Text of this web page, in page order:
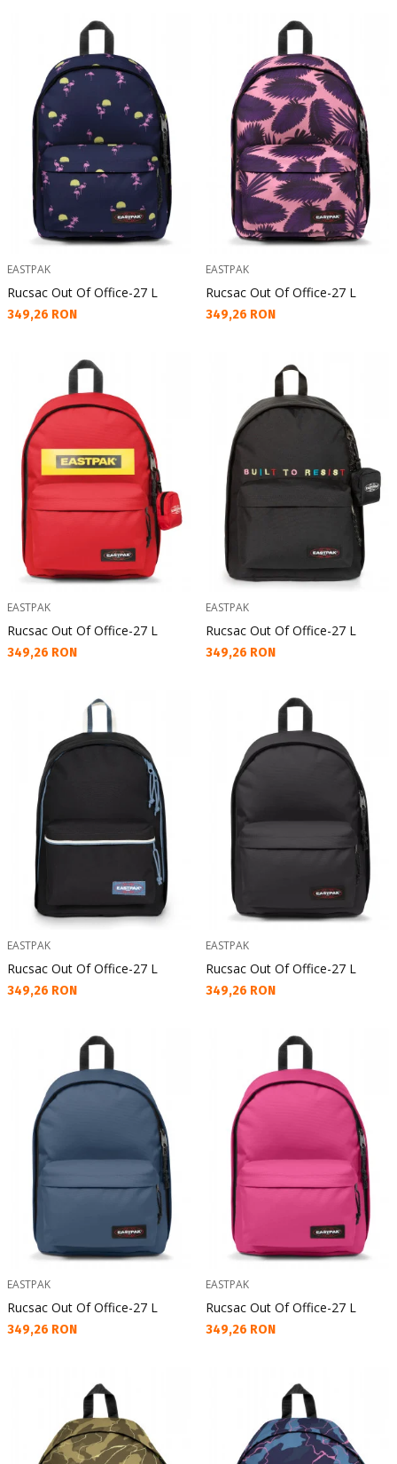
EASTPAK
Rucsac Out Of Office-27 L
Текуща цена:
349,26 RON
EASTPAK
Rucsac Out Of Office-27 L
Текуща цена:
349,26 RON
EASTPAK
Rucsac Out Of Office-27 L
Текуща цена:
349,26 RON
EASTPAK
Rucsac Out Of Office-27 L
Текуща цена:
349,26 RON
EASTPAK
Rucsac Out Of Office-27 L
Текуща цена:
349,26 RON
EASTPAK
Rucsac Out Of Office-27 L
Текуща цена:
349,26 RON
EASTPAK
Rucsac Out Of Office-27 L
Текуща цена:
349,26 RON
EASTPAK
Rucsac Out Of Office-27 L
Текуща цена:
349,26 RON